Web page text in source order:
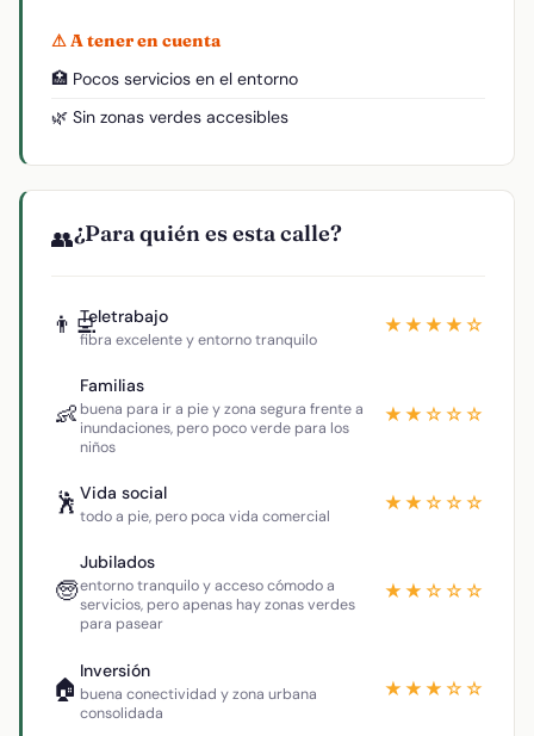
⚠ A tener en cuenta
🏥 Pocos servicios en el entorno
🌿 Sin zonas verdes accesibles
👥¿Para quién es esta calle?
👨‍💻Teletrabajo
fibra excelente y entorno tranquilo
★★★★☆
👶
Familias
buena para ir a pie y zona segura frente a
inundaciones, pero poco verde para los
niños
★★☆☆☆
🕺 Vida social
todo a pie, pero poca vida comercial
★★☆☆☆
🧓
Jubilados
entorno tranquilo y acceso cómodo a
servicios, pero apenas hay zonas verdes
para pasear
★★☆☆☆
🏠
Inversión
buena conectividad y zona urbana
consolidada
★★★☆☆